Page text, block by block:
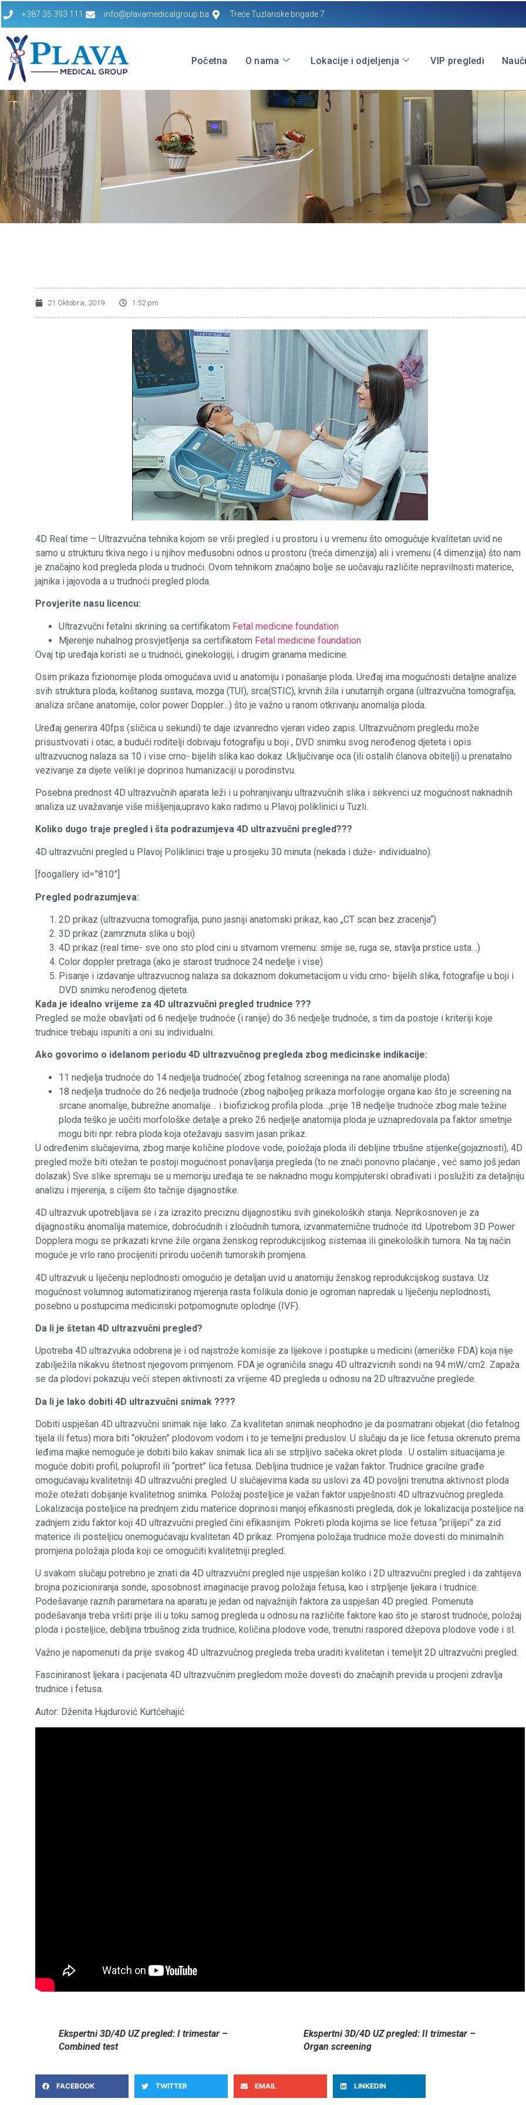
+387 35 393 111 info@plavamedicalgroup.ba Treće Tuzlanske brigade 7
Početna O nama Lokacije i odjeljenja VIP pregledi
21 Oktobra, 2019 1:52 pm
4D Real time – Ultrazvučna tehnika kojom se vrši pregled i u prostoru i u vremenu što omogućuje kvalitetan uvid ne
samo u strukturu tkiva nego i u njihov međusobni odnos u prostoru (treća dimenzija) ali i vremenu (4 dimenzija) što nam
je značajno kod pregleda ploda u trudnoći. Ovom tehnikom značajno bolje se uočavaju različite nepravilnosti materice,
jajnika i jajovoda a u trudnoći pregled ploda.
Provjerite nasu licencu:
Ultrazvučni fetalni skrining sa certifikatom Fetal medicine foundation
Mjerenje nuhalnog prosvjetljenja sa certifikatom Fetal medicine foundation
Ovaj tip uređaja koristi se u trudnoći, ginekologiji, i drugim granama medicine.
Osim prikaza fizionomije ploda omogućava uvid u anatomiju i ponašanje ploda. Uređaj ima mogućnosti detaljne analize
svih struktura ploda, koštanog sustava, mozga (TUI), srca(STIC), krvnih žila i unutarnjih organa (ultrazvučna tomografija,
analiza srčane anatomije, color power Doppler…) što je važno u ranom otkrivanju anomalija ploda.
Uređaj generira 40fps (sličica u sekundi) te daje izvanredno vjeran video zapis. Ultrazvučnom pregledu može
prisustvovati i otac, a budući roditelji dobivaju fotografiju u boji , DVD snimku svog nerođenog djeteta i opis
ultrazvucnog nalaza sa 10 i vise crno- bijelih slika kao dokaz .Uključivanje oca (ili ostalih članova obitelji) u prenatalno
vezivanje za dijete veliki je doprinos humanizaciji u porodinstvu.
Posebna prednost 4D ultrazvučnih aparata leži i u pohranjivanju ultrazvučnih slika i sekvenci uz mogućnost naknadnih
analiza uz uvažavanje više mišljenja,upravo kako radimo u Plavoj poliklinici u Tuzli.
Koliko dugo traje pregled i šta podrazumjeva 4D ultrazvučni pregled???
4D ultrazvučni pregled u Plavoj Poliklinici traje u prosjeku 30 minuta (nekada i duže- individualno).
[foogallery id=”810”]
Pregled podrazumjeva:
2D prikaz (ultrazvucna tomografija, puno jasniji anatomski prikaz, kao „CT scan bez zracenja“)
3D prikaz (zamrznuta slika u boji)
4D prikaz (real time- sve ono sto plod cini u stvarnom vremenu: smije se, ruga se, stavlja prstice usta…)
Color doppler pretraga (ako je starost trudnoce 24 nedelje i vise)
Pisanje i izdavanje ultrazvucnog nalaza sa dokaznom dokumetacijom u vidu crno- bijelih slika, fotografije u boji i
DVD snimku nerođenog djeteta.
Kada je idealno vrijeme za 4D ultrazvučni pregled trudnice ???
Pregled se može obavljati od 6 nedjelje trudnoće (i ranije) do 36 nedjelje trudnoće, s tim da postoje i kriteriji koje
trudnice trebaju ispuniti a oni su individualni.
Ako govorimo o idelanom periodu 4D ultrazvučnog pregleda zbog medicinske indikacije:
11 nedjelja trudnoće do 14 nedjelja trudnoće( zbog fetalnog screeninga na rane anomalije ploda)
18 nedjelja trudnoće do 26 nedjelja trudnoće (zbog najboljeg prikaza morfologije organa kao što je screening na
srcane anomalije, bubrežne anomalije… i biofizickog profila ploda…,prije 18 nedjelje trudnoće zbog male težine
ploda teško je uočiti morfološke detalje a preko 26 nedjelje anatomija ploda je uznapredovala pa faktor smetnje
mogu biti npr. rebra ploda koja otežavaju sasvim jasan prikaz.
U određenim slučajevima, zbog manje količine plodove vode, položaja ploda ili debljine trbušne stijenke(gojaznosti), 4D
pregled može biti otežan te postoji mogućnost ponavljanja pregleda (to ne znači ponovno plaćanje , već samo još jedan
dolazak) Sve slike spremaju se u memoriju uređaja te se naknadno mogu kompjuterski obrađivati i poslužiti za detaljniju
analizu i mjerenja, s ciljem što tačnije dijagnostike.
4D ultrazvuk upotrebljava se i za izrazito preciznu dijagnostiku svih ginekoloških stanja. Neprikosnoven je za
dijagnostiku anomalija maternice, dobroćudnih i zloćudnih tumora, izvanmaternične trudnoće itd. Upotrebom 3D Power
Dopplera mogu se prikazati krvne žile organa ženskog reprodukcijskog sistemaa ili ginekoloških tumora. Na taj način
moguće je vrlo rano procijeniti prirodu uočenih tumorskih promjena.
4D ultrazvuk u liječenju neplodnosti omogućio je detaljan uvid u anatomiju ženskog reprodukcijskog sustava. Uz
mogućnost volumnog automatiziranog mjerenja rasta folikula donio je ogroman napredak u liječenju neplodnosti,
posebno u postupcima medicinski potpomognute oplodnje (IVF).
Da li je štetan 4D ultrazvučni pregled?
Upotreba 4D ultrazvuka odobrena je i od najstrože komisije za lijekove i postupke u medicini (američke FDA) koja nije
zabilježila nikakvu štetnost njegovom primjenom. FDA je ograničila snagu 4D ultrazvicnih sondi na 94 mW/cm2. Zapaža
se da plodovi pokazuju veći stepen aktivnosti za vrijeme 4D pregleda u odnosu na 2D ultrazvučne preglede.
Da li je lako dobiti 4D ultrazvučni snimak ????
Dobiti uspješan 4D ultrazvučni snimak nije lako. Za kvalitetan snimak neophodno je da posmatrani objekat (dio fetalnog
tijela ili fetus) mora biti “okružen” plodovom vodom i to je temeljni preduslov. U slučaju da je lice fetusa okrenuto prema
leđima majke nemoguće je dobiti bilo kakav snimak lica ali se strpljivo sačeka okret ploda . U ostalim situacijama je
moguće dobiti profil, poluprofil ili “portret” lica fetusa. Debljina trudnice je važan faktor. Trudnice gracilne građe
omogućavaju kvalitetniji 4D ultrazvučni pregled. U slučajevima kada su uslovi za 4D povoljni trenutna aktivnost ploda
može otežati dobijanje kvalitetnog snimka. Položaj posteljice je važan faktor uspješnosti 4D ultrazvučnog pregleda.
Lokalizacija posteljice na prednjem zidu materice doprinosi manjoj efikasnosti pregleda, dok je lokalizacija posteljice na
zadnjem zidu faktor koji 4D ultrazvučni pregled čini efikasnijim. Pokreti ploda kojima se lice fetusa “priljepi” za zid
materice ili posteljicu onemogućavaju kvalitetan 4D prikaz. Promjena položaja trudnice može dovesti do minimalnih
promjena položaja ploda koji ce omogućiti kvalitetniji pregled.
U svakom slučaju potrebno je znati da 4D ultrazvučni pregled nije uspješan koliko i 2D ultrazvučni pregled i da zahtijeva
brojna pozicioniranja sonde, sposobnost imaginacije pravog položaja fetusa, kao i strpljenje ljekara i trudnice.
Podešavanje raznih parametara na aparatu je jedan od najvažnijih faktora za uspješan 4D pregled. Pomenuta
podešavanja treba vršiti prije ili u toku samog pregleda u odnosu na različite faktore kao što je starost trudnoće, položaj
ploda i posteljice, debljina trbušnog zida trudnice, količina plodove vode, trenutni raspored džepova plodove vode i sl.
Važno je napomenuti da prije svakog 4D ultrazvučnog pregleda treba uraditi kvalitetan i temeljit 2D ultrazvučni pregled.
Fasciniranost ljekara i pacijenata 4D ultrazvučnim pregledom može dovesti do značajnih previda u procjeni zdravlja
trudnice i fetusa.
Autor: Dženita Hujdurović Kurtćehajić
Ekspertni 3D/4D UZ pregled: I trimestar –
Combined test
Ekspertni 3D/4D UZ pregled: II trimestar –
Organ screening
FACEBOOK TWITTER EMAIL LINKEDIN